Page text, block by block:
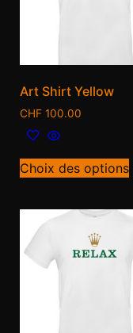
Art Shirt Yellow
CHF 100.00
Choix des options